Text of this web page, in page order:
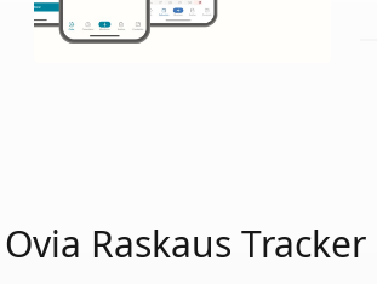
Ovia Raskaus Tracker